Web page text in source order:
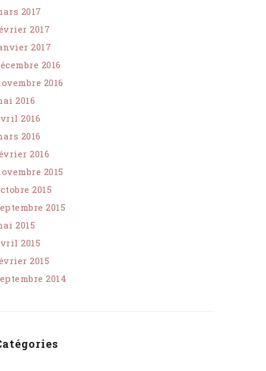
2017
2017
2017
2016
2016
2016
2016
2016
2016
2015
2015
2015
2015
2015
2015
2014